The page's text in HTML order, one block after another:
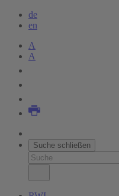
de
en
A
A
Suche schließen